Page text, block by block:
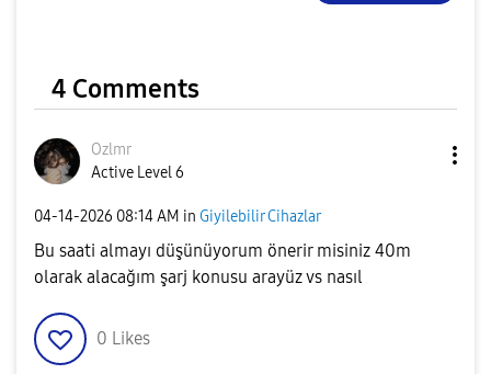
4 Comments
Ozlmr
Active Level 6
‎04-14-2026 08:14 AM in Giyilebilir Cihazlar
Bu saati almayı düşünüyorum önerir misiniz 40m
olarak alacağım şarj konusu arayüz vs nasıl
0 Likes